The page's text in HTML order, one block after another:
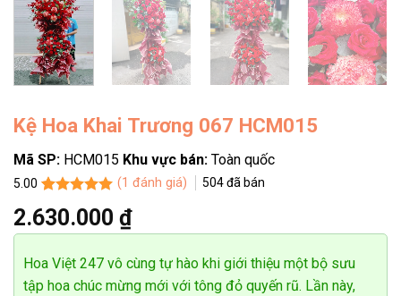
Kệ Hoa Khai Trương 067 HCM015
Mã SP: HCM015 Khu vực bán: Toàn quốc
5.00
5.00 trên 5
dựa trên
1
đánh giá
(1 đánh giá) 504đã bán
2.630.000 ₫
Hoa Việt 247 vô cùng tự hào khi giới thiệu một bộ sưu
tập hoa chúc mừng mới với tông đỏ quyến rũ. Lần này,